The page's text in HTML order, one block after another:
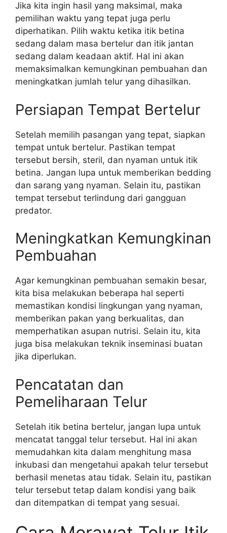
Jika kita ingin hasil yang maksimal, maka
pemilihan waktu yang tepat juga perlu
diperhatikan. Pilih waktu ketika itik betina
sedang dalam masa bertelur dan itik jantan
sedang dalam keadaan aktif. Hal ini akan
memaksimalkan kemungkinan pembuahan dan
meningkatkan jumlah telur yang dihasilkan.
Persiapan Tempat Bertelur
Setelah memilih pasangan yang tepat, siapkan
tempat untuk bertelur. Pastikan tempat
tersebut bersih, steril, dan nyaman untuk itik
betina. Jangan lupa untuk memberikan bedding
dan sarang yang nyaman. Selain itu, pastikan
tempat tersebut terlindung dari gangguan
predator.
Meningkatkan Kemungkinan
Pembuahan
Agar kemungkinan pembuahan semakin besar,
kita bisa melakukan beberapa hal seperti
memastikan kondisi lingkungan yang nyaman,
memberikan pakan yang berkualitas, dan
memperhatikan asupan nutrisi. Selain itu, kita
juga bisa melakukan teknik inseminasi buatan
jika diperlukan.
Pencatatan dan
Pemeliharaan Telur
Setelah itik betina bertelur, jangan lupa untuk
mencatat tanggal telur tersebut. Hal ini akan
memudahkan kita dalam menghitung masa
inkubasi dan mengetahui apakah telur tersebut
berhasil menetas atau tidak. Selain itu, pastikan
telur tersebut tetap dalam kondisi yang baik
dan ditempatkan di tempat yang sesuai.